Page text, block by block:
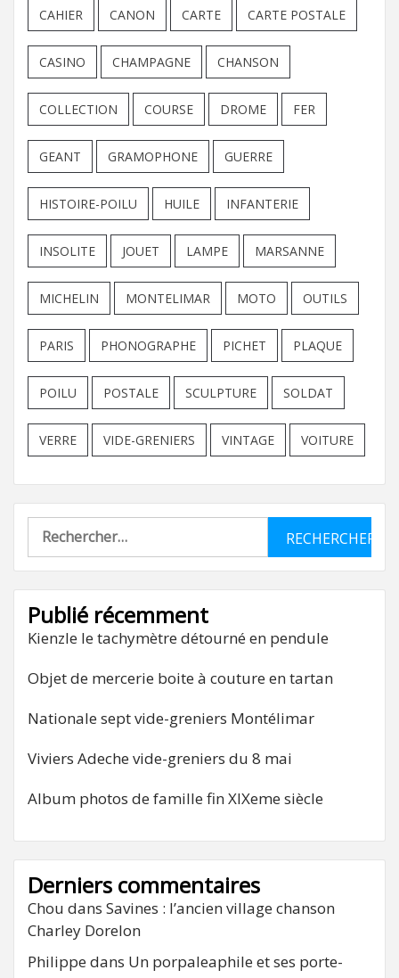
CAHIER CANON CARTE CARTE POSTALE
CASINO CHAMPAGNE CHANSON
COLLECTION COURSE DROME FER
GEANT GRAMOPHONE GUERRE
HISTOIRE-POILU HUILE INFANTERIE
INSOLITE JOUET LAMPE MARSANNE
MICHELIN MONTELIMAR MOTO OUTILS
PARIS PHONOGRAPHE PICHET PLAQUE
POILU POSTALE SCULPTURE SOLDAT
VERRE VIDE-GRENIERS VINTAGE VOITURE
Rechercher :
Publié récemment
Kienzle le tachymètre détourné en pendule
Objet de mercerie boite à couture en tartan
Nationale sept vide-greniers Montélimar
Viviers Adeche vide-greniers du 8 mai
Album photos de famille fin XIXeme siècle
Derniers commentaires
Chou dans Savines : l’ancien village chanson
Charley Dorelon
Philippe dans Un porpaleaphile et ses porte-